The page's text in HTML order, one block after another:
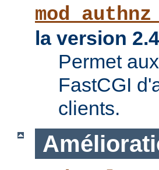
la version
Permet
FastCGI
clients.